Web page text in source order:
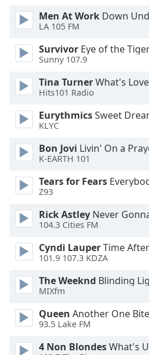
window.
Color
Opacity
Background
Color
Opacity
Caption
Area
Background
Color
Opacity
Font
Men At Work Down
LA 105 FM
Survivor Eye of the
Sunny 107.9
Tina TurnerWhat's
Hits101 Radio
EurythmicsSweet
KLYC
Bon Jovi Livin' On a
K-EARTH 101
Tears for Fears
Z93
Rick Astley Never
104.3 Cities FM
Cyndi LauperTime
101.9 107.3 KDZA
The Weeknd Blinding
MIXfm
Queen Another One
93.5 Lake FM
4 Non BlondesWhat's